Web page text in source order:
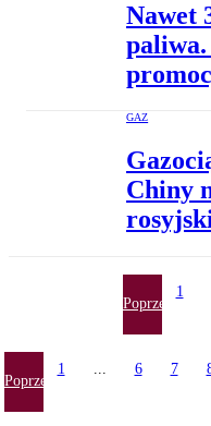
Nawet
paliwa.
GAZ
Chiny
Poprzednia
1
Poprzednia
1 6 7